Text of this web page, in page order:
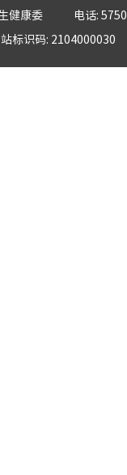
健康委
电话:
标识码: 2104000030